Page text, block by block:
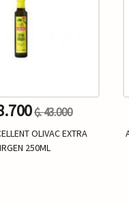
₲. 43.000
OLIVAC EXTRA
250ML